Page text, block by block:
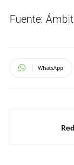
Fuente:
WhatsApp